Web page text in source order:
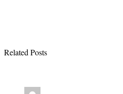
Related Posts